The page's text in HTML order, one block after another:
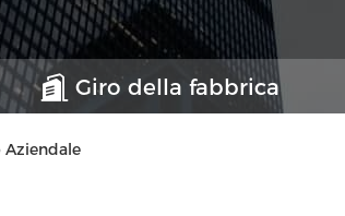
Giro della fabbrica
Aziendale